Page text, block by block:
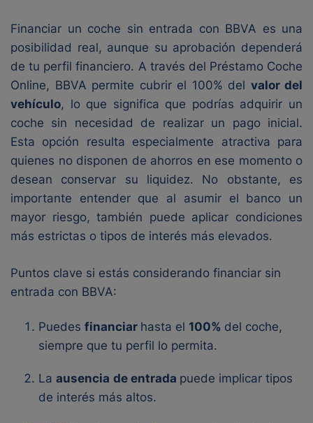
Financiar un coche sin entrada con BBVA es una
posibilidad real, aunque su aprobación dependerá
de tu perfil financiero. A través del Préstamo Coche
Online, BBVA permite cubrir el 100% del valor del
vehículo, lo que significa que podrías adquirir un
coche sin necesidad de realizar un pago inicial.
Esta opción resulta especialmente atractiva para
quienes no disponen de ahorros en ese momento o
desean conservar su liquidez. No obstante, es
importante entender que al asumir el banco un
mayor riesgo, también puede aplicar condiciones
más estrictas o tipos de interés más elevados.
Puntos clave si estás considerando financiar sin
entrada con BBVA:
Puedes financiar hasta el 100% del coche,
siempre que tu perfil lo permita.
La ausencia de entrada puede implicar tipos
de interés más altos.